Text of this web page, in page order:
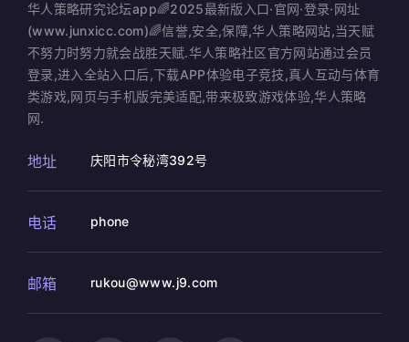
华人策略研究论坛app🌈2025最新版入口·官网·登录·网址
(www.junxicc.com)🌈信誉,安全,保障,华人策略网站,当天赋
不努力时努力就会战胜天赋.华人策略社区官方网站通过会员
登录,进入全站入口后,下载APP体验电子竞技,真人互动与体育
类游戏,网页与手机版完美适配,带来极致游戏体验,华人策略
网.
地址 庆阳市令秘湾392号
电话 phone
邮箱 rukou@www.j9.com